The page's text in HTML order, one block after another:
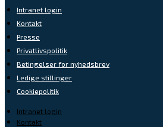
Intranet login
Kontakt
Presse
Privatlivspolitik
Betingelser for nyhedsbrev
Ledige stillinger
Cookiepolitik
Intranet login
Kontakt